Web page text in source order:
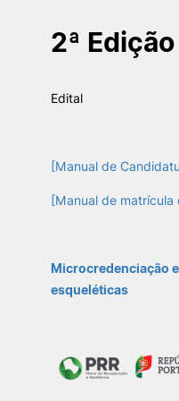
INTERNACIONAL
Erasmus+ Incoming
Erasmus+ KA2 ProjectsFormative Offer
2ª Edição
Edital
[Manual de
[Manual de matrícula
Microcredenciação
esqueléticas